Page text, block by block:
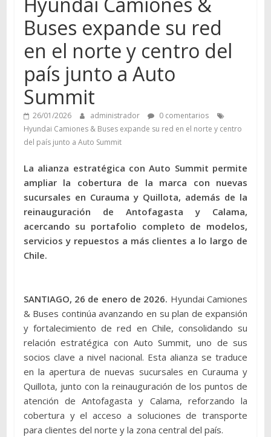
Buses expande su red
en el norte y centro del
país junto a Auto
Summit
26/01/2026 administrador
0 comentarios
Hyundai Camiones & Buses expande su red en el norte y centro
del país junto a Auto Summit
La alianza estratégica con Auto Summit permite
ampliar la cobertura de la marca con nuevas
sucursales en Curauma y Quillota, además de la
reinauguración de Antofagasta y Calama,
acercando su portafolio completo de modelos,
servicios y repuestos a más clientes a lo largo de
Chile.
SANTIAGO, 26 de enero de 2026. Hyundai Camiones
& Buses continúa avanzando en su plan de expansión
y fortalecimiento de red en Chile, consolidando su
relación estratégica con Auto Summit, uno de sus
socios clave a nivel nacional. Esta alianza se traduce
en la apertura de nuevas sucursales en Curauma y
Quillota, junto con la reinauguración de los puntos de
atención de Antofagasta y Calama, reforzando la
cobertura y el acceso a soluciones de transporte
para clientes del norte y la zona central del país.